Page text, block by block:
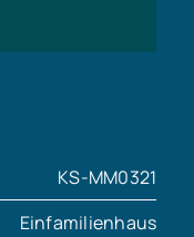
KS-MM0321
Einfamilienhaus